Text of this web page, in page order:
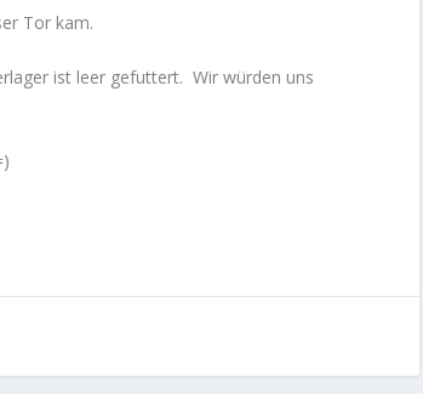
Tor kam.
ist leer gefuttert. Wir würden uns